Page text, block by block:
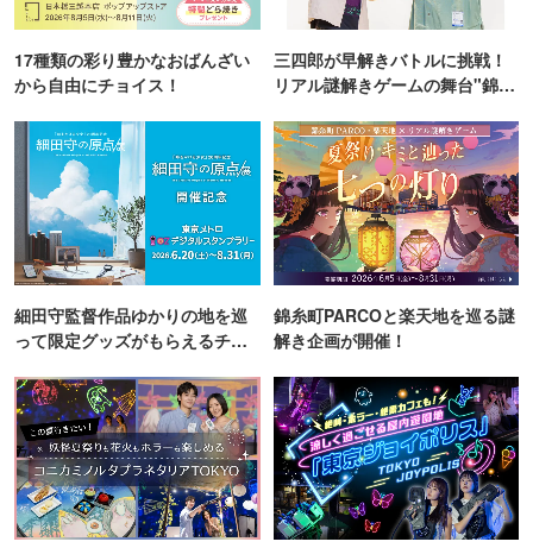
17種類の彩り豊かなおばんざい
から自由にチョイス！
三四郎が早解きバトルに挑戦！
リアル謎解きゲームの舞台"錦糸
細田守監督作品ゆかりの地を巡
って限定グッズがもらえるチャ
錦糸町PARCOと楽天地を巡る謎
解き企画が開催！